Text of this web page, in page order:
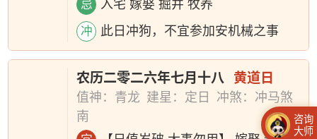
忌 入宅 嫁娶 掘井 牧养
冲 此日冲狗，不宜参加安机械之事
农历二零二六年七月十八 黄道日
值神：青龙 建星：定日
冲煞：冲马煞
南
咨询
大师